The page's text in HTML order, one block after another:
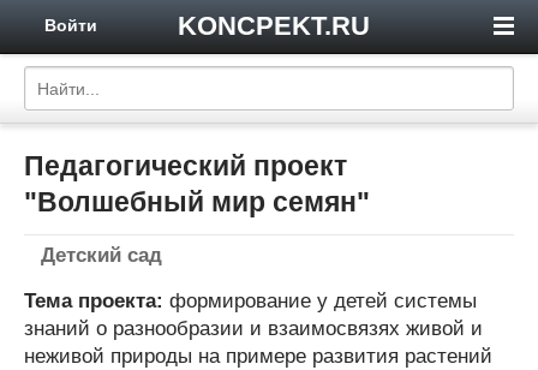
KONCPEKT.RU
Войти
Педагогический проект
"Волшебный мир семян"
Детский сад
Тема проекта: формирование у детей системы
знаний о разнообразии и взаимосвязях живой и
неживой природы на примере развития растений